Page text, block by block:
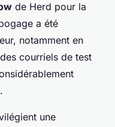
de Herd pour la
a été
notamment en
courriels de test
une